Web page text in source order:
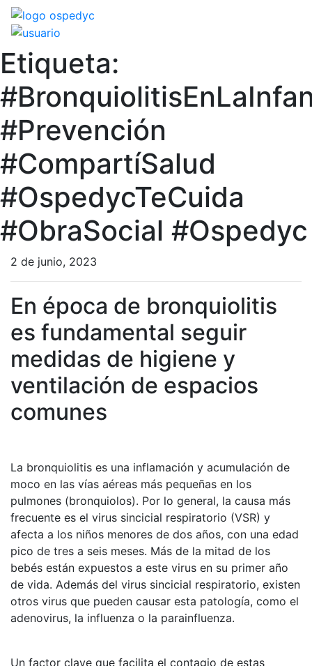
Etiqueta:
#Prevención
#CompartíSalud
#OspedycTeCuida
#ObraSocial #Ospedyc
2 de junio, 2023
En época de bronquiolitis
es fundamental seguir
medidas de higiene y
ventilación de espacios
comunes
La bronquiolitis es una inflamación y acumulación de
moco en las vías aéreas más pequeñas en los
pulmones (bronquiolos). Por lo general, la causa más
frecuente es el virus sincicial respiratorio (VSR) y
afecta a los niños menores de dos años, con una edad
pico de tres a seis meses. Más de la mitad de los
bebés están expuestos a este virus en su primer año
de vida. Además del virus sincicial respiratorio, existen
otros virus que pueden causar esta patología, como el
adenovirus, la influenza o la parainfluenza.
Un factor clave que facilita el contagio de estas